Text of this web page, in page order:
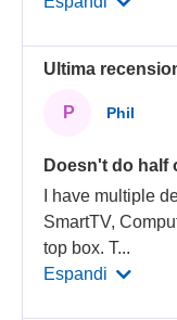
Ultima
P Phil
Doesn't do half
I have multiple
SmartTV,
top box. T...
Espandi